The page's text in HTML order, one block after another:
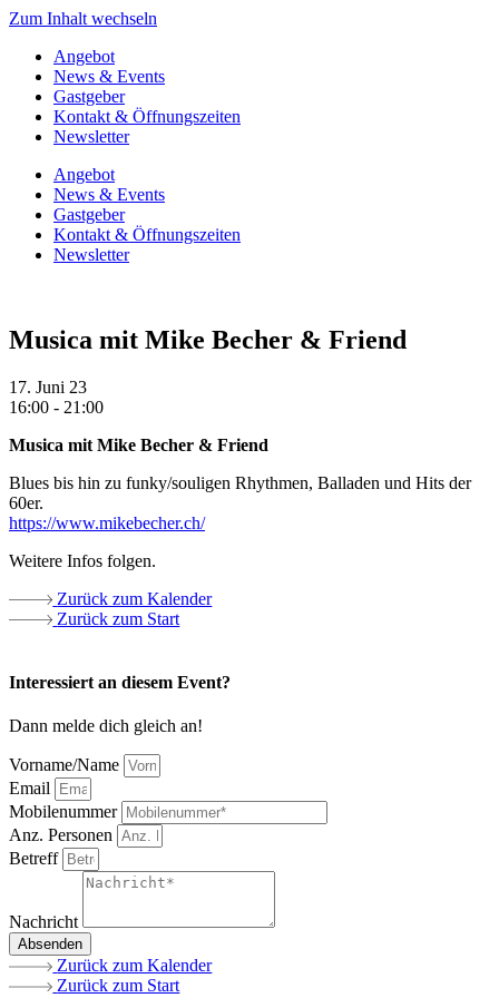
Zum Inhalt wechseln
Angebot
News & Events
Gastgeber
Kontakt & Öffnungszeiten
Newsletter
Angebot
News & Events
Gastgeber
Kontakt & Öffnungszeiten
Newsletter
Musica mit Mike Becher & Friend
17. Juni 23
16:00 - 21:00
Musica mit Mike Becher & Friend
Blues bis hin zu funky/souligen Rhythmen, Balladen und Hits der
60er.
https://www.mikebecher.ch/
Weitere Infos folgen.
Zurück zum Kalender
Zurück zum Start
Interessiert an diesem Event?
Dann melde dich gleich an!
Vorname/Name
Email
Mobilenummer
Anz. Personen
Betreff
Nachricht
Absenden
Zurück zum Kalender
Zurück zum Start